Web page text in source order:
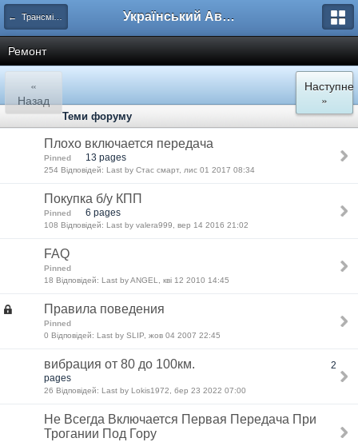
← Трансмісія Український Автоклуб ВАЗ
Ремонт
«
Назад
Наступне
»
Теми форуму
Плохо включается передача
Pinned 13 pages
254 Відповідей: Last by Стас смарт, лис 01 2017 08:34
Покупка б/у КПП
Pinned 6 pages
108 Відповідей: Last by valera999, вер 14 2016 21:02
FAQ
Pinned
18 Відповідей: Last by ANGEL, кві 12 2010 14:45
Правила поведения
Pinned
0 Відповідей: Last by SLIP, жов 04 2007 22:45
вибрация от 80 до 100км.
2
pages
26 Відповідей: Last by Lokis1972, бер 23 2022 07:00
Не Всегда Включается Первая Передача При
Трогании Под Гору